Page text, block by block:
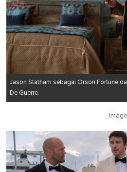
Jason Statham sebagai Orson Fortune
De Guerre.